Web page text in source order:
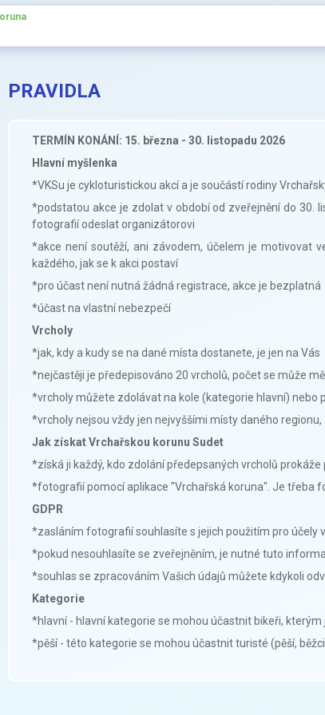
PRAVIDLA
TERMÍN KONÁNÍ: 15. března - 30. listopadu 2026
Hlavní myšlenka
*VKSu je cykloturistickou akcí a je součástí rodiny
*podstatou akce je zdolat v období od zveřejnění do 30.
fotografií odeslat organizátorovi
*akce není soutěží, ani závodem, účelem je motivovat
každého, jak se k akci postaví
*pro účast není nutná žádná registrace, akce je bezplatná
*účast na vlastní nebezpečí
Vrcholy
*jak, kdy a kudy se na dané místa dostanete, je jen na Vás
*nejčastěji je předepisováno 20 vrcholů, počet se může
*vrcholy můžete zdolávat na kole (kategorie hlavní) nebo
*vrcholy nejsou vždy jen nejvyššími místy daného
Jak získat Vrchařskou korunu Sudet
*získá ji každý, kdo zdolání předepsaných vrcholů
*fotografií pomocí aplikace "Vrchařská koruna". Je třeba
GDPR
*zasláním fotografií souhlasíte s jejich použitím pro účely
*pokud nesouhlasíte se zveřejněním, je nutné tuto
*souhlas se zpracováním Vašich údajů můžete kdykoli
Kategorie
*hlavní - hlavní kategorie se mohou účastnit bikeři,
*pěší - této kategorie se mohou účastnit turisté (pěší,